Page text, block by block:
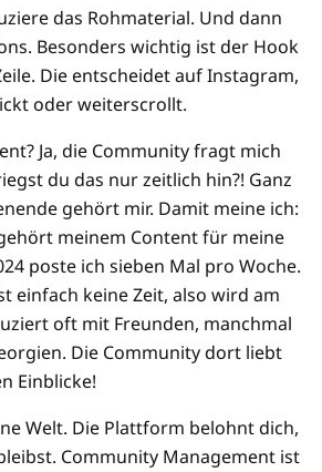
das Rohmaterial. Und dann
Besonders wichtig ist der Hook
Die entscheidet auf Instagram,
oder weiterscrollt.
Ja, die Community fragt mich
du das nur zeitlich hin?! Ganz
gehört mir. Damit meine ich:
meinem Content für meine
poste ich sieben Mal pro Woche.
einfach keine Zeit, also wird am
oft mit Freunden, manchmal
Die Community dort liebt
Einblicke!
Welt. Die Plattform belohnt dich,
Community Management ist